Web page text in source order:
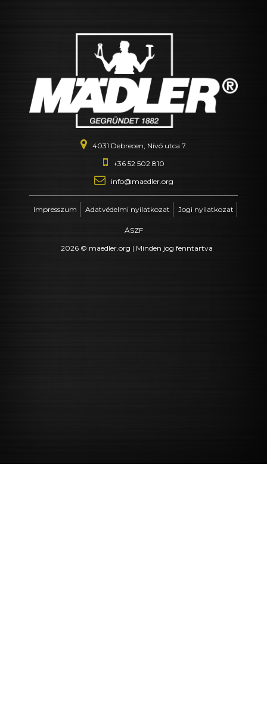
4031 Debrecen, Nívó utca 7.
+36 52 502 810
info@maedler.org
Impresszum Adatvédelmi nyilatkozat Jogi nyilatkozat
ÁSZF
2026 © maedler.org | Minden jog fenntartva